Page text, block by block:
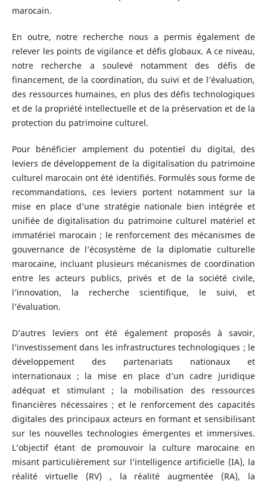
marocain.
En outre, notre recherche nous a permis également de
relever les points de vigilance et défis globaux. A ce niveau,
notre recherche a soulevé notamment des défis de
financement, de la coordination, du suivi et de l’évaluation,
des ressources humaines, en plus des défis technologiques
et de la propriété intellectuelle et de la préservation et de la
protection du patrimoine culturel.
Pour bénéficier amplement du potentiel du digital, des
leviers de développement de la digitalisation du patrimoine
culturel marocain ont été identifiés. Formulés sous forme de
recommandations, ces leviers portent notamment sur la
mise en place d’une stratégie nationale bien intégrée et
unifiée de digitalisation du patrimoine culturel matériel et
immatériel marocain ; le renforcement des mécanismes de
gouvernance de l’écosystème de la diplomatie culturelle
marocaine, incluant plusieurs mécanismes de coordination
entre les acteurs publics, privés et de la société civile,
l’innovation, la recherche scientifique, le suivi, et
l’évaluation.
D’autres leviers ont été également proposés à savoir,
l’investissement dans les infrastructures technologiques ; le
développement des partenariats nationaux et
internationaux ; la mise en place d’un cadre juridique
adéquat et stimulant ; la mobilisation des ressources
financières nécessaires ; et le renforcement des capacités
digitales des principaux acteurs en formant et sensibilisant
sur les nouvelles technologies émergentes et immersives.
L’objectif étant de promouvoir la culture marocaine en
misant particulièrement sur l’intelligence artificielle (IA), la
réalité virtuelle (RV) , la réalité augmentée (RA), la